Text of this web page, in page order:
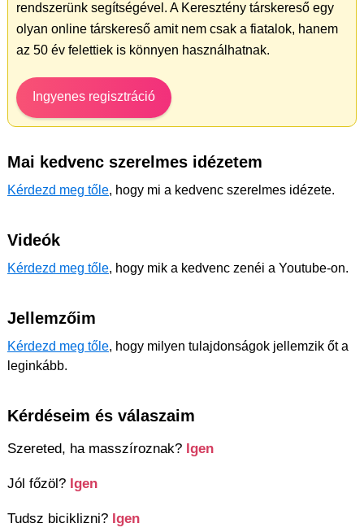
rendszerünk segítségével. A Keresztény társkereső egy
olyan online társkereső amit nem csak a fiatalok, hanem
az 50 év felettiek is könnyen használhatnak.
Ingyenes regisztráció
Mai kedvenc szerelmes idézetem
Kérdezd meg tőle, hogy mi a kedvenc szerelmes idézete.
Videók
Kérdezd meg tőle, hogy mik a kedvenc zenéi a Youtube-on.
Jellemzőim
Kérdezd meg tőle, hogy milyen tulajdonságok jellemzik őt a
leginkább.
Kérdéseim és válaszaim
Szereted, ha masszíroznak? Igen
Jól főzöl? Igen
Tudsz biciklizni? Igen